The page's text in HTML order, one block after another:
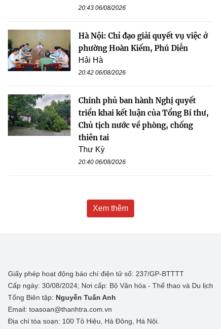
20:43 06/08/2026
Hà Nội: Chỉ đạo giải quyết vụ việc ở
phường Hoàn Kiếm, Phú Diễn
Hải Hà
20:42 06/08/2026
Chính phủ ban hành Nghị quyết
triển khai kết luận của Tổng Bí thư,
Chủ tịch nước về phòng, chống
thiên tai
Thư Kỳ
20:40 06/08/2026
Xem thêm
Giấy phép hoạt động báo chí điện tử số: 237/GP-BTTTT
Cấp ngày: 30/08/2024; Nơi cấp: Bộ Văn hóa - Thể thao và Du lịch
Tổng Biên tập: Nguyễn Tuấn Anh
Email: toasoan@thanhtra.com.vn
Địa chỉ tòa soạn: 100 Tô Hiệu, Hà Đông, Hà Nội.